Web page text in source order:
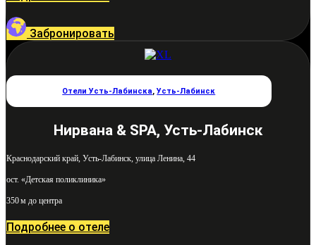
Забронировать
Отели Усть-Лабинска,Усть-Лабинск
Нирвана & SPA, Усть-Лабинск
Краснодарский край, Усть-Лабинск, улица Ленина, 44
ост. «Детская поликлиника»
350 м до центра
Подробнее о отеле